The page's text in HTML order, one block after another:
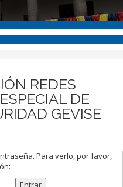
REDES
DE
GEVISE
Para verlo, por favor,